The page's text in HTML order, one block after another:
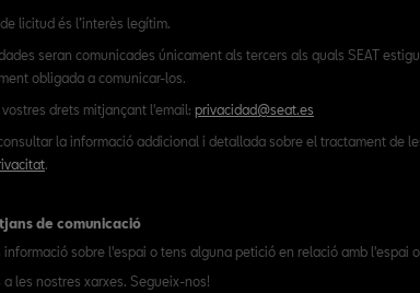
licitud és l’interès legítim.
seran comunicades únicament als tercers als quals SEAT
obligada a comunicar-los.
drets mitjançant l'email: privacidad@seat.es
la informació addicional i detallada sobre el tractament de
.
de comunicació
informació sobre l'espai o tens alguna petició en relació amb l'espai
a les nostres xarxes. Segueix-nos!